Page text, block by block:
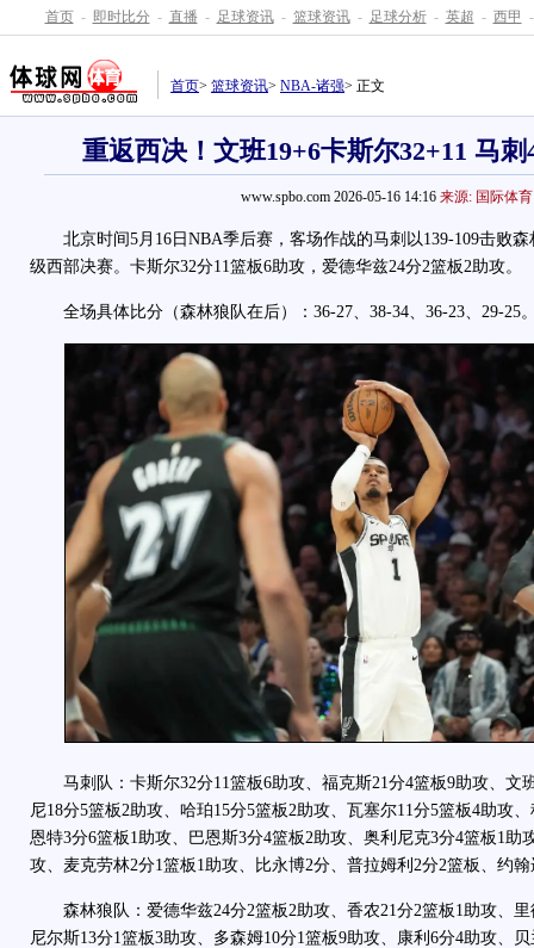
首页 - 即时比分 - 直播 - 足球资讯 - 篮球资讯 - 足球分析 - 英超 - 西甲 -
首页> 篮球资讯> NBA-诸强> 正文
重返西决！文班19+6卡斯尔32+11 马
www.spbo.com 2026-05-16 14:16 来源: 国际体育
北京时间5月16日NBA季后赛，客场作战的马刺以139-109击败森
级西部决赛。卡斯尔32分11篮板6助攻，爱德华兹24分2篮板2助攻。
全场具体比分（森林狼队在后）：36-27、38-34、36-23、29-25
马刺队：卡斯尔32分11篮板6助攻、福克斯21分4篮板9助攻、文
尼18分5篮板2助攻、哈珀15分5篮板2助攻、瓦塞尔11分5篮板4助攻
恩特3分6篮板1助攻、巴恩斯3分4篮板2助攻、奥利尼克3分4篮板1助
攻、麦克劳林2分1篮板1助攻、比永博2分、普拉姆利2分2篮板、约
森林狼队：爱德华兹24分2篮板2助攻、香农21分2篮板1助攻、里
尼尔斯13分1篮板3助攻、多森姆10分1篮板9助攻、康利6分4助攻、